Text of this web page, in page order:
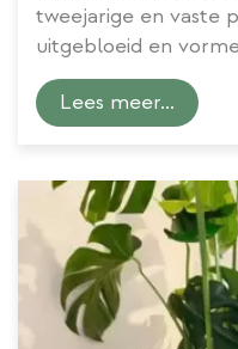
tweejarige en vaste
uitgebloeid en
zaden uit je eigen
volgend jaar
Lees meer...